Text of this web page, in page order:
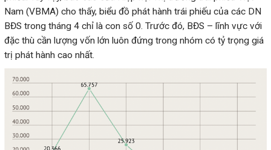
Nam (VBMA) cho thấy, biểu đồ phát hành trái phiếu của các DN
BĐS trong tháng 4 chỉ là con số 0. Trước đó, BĐS – lĩnh vực với
đặc thù cần lượng vốn lớn luôn đứng trong nhóm có tỷ trọng giá
trị phát hành cao nhất.